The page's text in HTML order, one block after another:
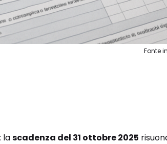
Fonte
lascadenza del 31 ottobre 2025